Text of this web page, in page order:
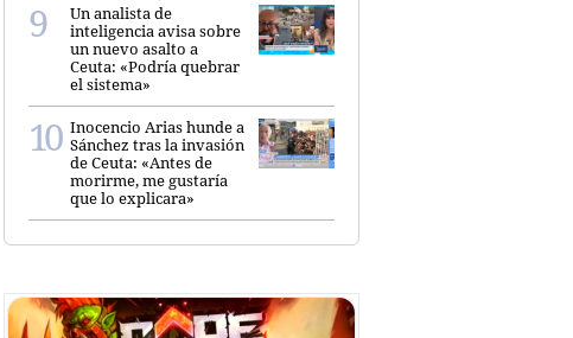
Un analista de
inteligencia avisa sobre
un nuevo asalto a
Ceuta: «Podría quebrar
el sistema»
Inocencio Arias hunde a
Sánchez tras la invasión
de Ceuta: «Antes de
morirme, me gustaría
que lo explicara»